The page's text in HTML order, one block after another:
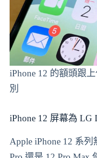
iPhone 12 的額頭跟
別
iPhone 12 屏幕為 LG
Apple iPhone 12 系